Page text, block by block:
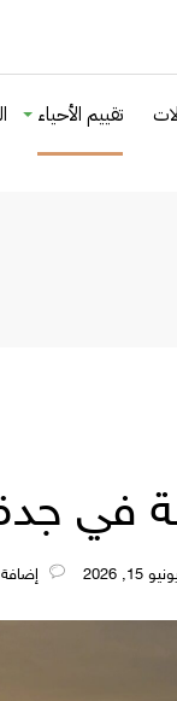
تقييم الأحياء
في
2026